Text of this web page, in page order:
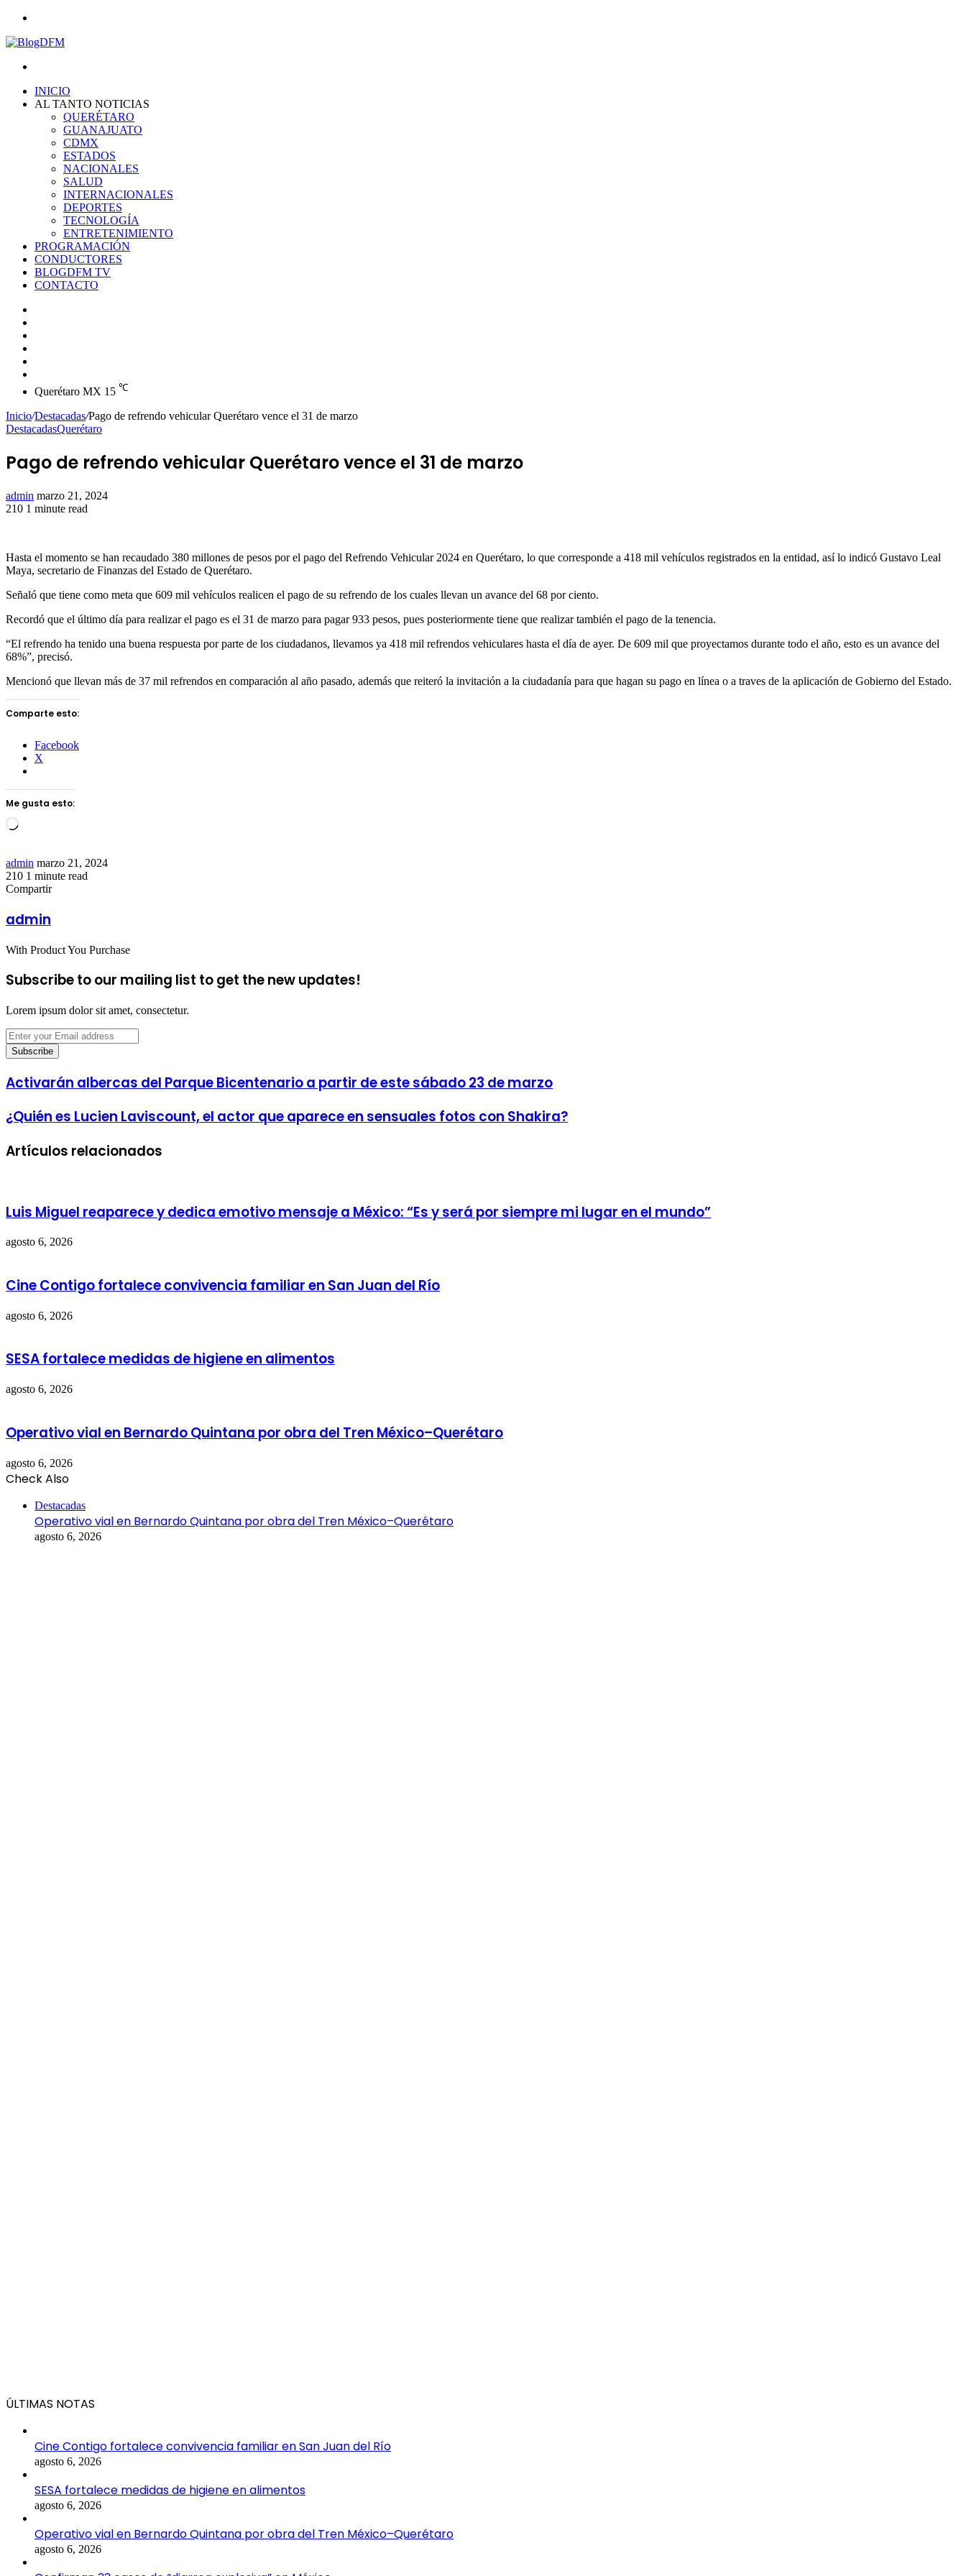
INICIO
AL TANTO NOTICIAS
QUERÉTARO
GUANAJUATO
CDMX
ESTADOS
NACIONALES
SALUD
INTERNACIONALES
DEPORTES
TECNOLOGÍA
ENTRETENIMIENTO
PROGRAMACIÓN
CONDUCTORES
BLOGDFM TV
CONTACTO
Querétaro MX 15 ℃
Inicio/Destacadas/Pago de refrendo vehicular Querétaro vence el 31 de marzo
DestacadasQuerétaro
Pago de refrendo vehicular Querétaro vence el 31 de marzo
admin Send
an
marzo 21, 2024
210 1 minute read
Hasta el momento se han recaudado 380 millones de pesos por el pago del Refrendo Vehicular 2024 en Querétaro, lo que corresponde a 418 mil vehículos registrados en la entidad, así lo indicó Gustavo Leal
Maya, secretario de Finanzas del Estado de Querétaro.
Señaló que tiene como meta que 609 mil vehículos realicen el pago de su refrendo de los cuales llevan un avance del 68 por ciento.
Recordó que el último día para realizar el pago es el 31 de marzo para pagar 933 pesos, pues posteriormente tiene que realizar también el pago de la tenencia.
“El refrendo ha tenido una buena respuesta por parte de los ciudadanos, llevamos ya 418 mil refrendos vehiculares hasta el día de ayer. De 609 mil que proyectamos durante todo el año, esto es un avance del
68%”, precisó.
Mencionó que llevan más de 37 mil refrendos en comparación al año pasado, además que reiteró la invitación a la ciudadanía para que hagan su pago en línea o a traves de la aplicación de Gobierno del Estado.
Comparte esto:
Facebook
X
Me gusta esto:
Loading…
admin Send
an
email
marzo 21, 2024
210 1 minute read
Facebook
Twitter
LinkedIn
Tumblr
Pinterest
Reddit
VKontakte
Odnoklassniki
Pocket
Compartir
via
Email
admin
With Product You Purchase
Subscribe to our mailing list to get the new updates!
Lorem ipsum dolor sit amet, consectetur.
Enter
your
Email
Activarán albercas del Parque Bicentenario a partir de este sábado 23 de marzo
¿Quién es Lucien Laviscount, el actor que aparece en sensuales fotos con Shakira?
Artículos relacionados
Luis Miguel reaparece y dedica emotivo mensaje a México: “Es y será por siempre mi lugar en el mundo”
agosto 6, 2026
Cine Contigo fortalece convivencia familiar en San Juan del Río
agosto 6, 2026
SESA fortalece medidas de higiene en alimentos
agosto 6, 2026
Operativo vial en Bernardo Quintana por obra del Tren México–Querétaro
agosto 6, 2026
Check Also
Destacadas
Operativo vial en Bernardo Quintana por obra del Tren México–Querétaro
agosto 6, 2026
ÚLTIMAS NOTAS
Cine Contigo fortalece convivencia familiar en San Juan del Río
agosto 6, 2026
SESA fortalece medidas de higiene en alimentos
agosto 6, 2026
Operativo vial en Bernardo Quintana por obra del Tren México–Querétaro
agosto 6, 2026